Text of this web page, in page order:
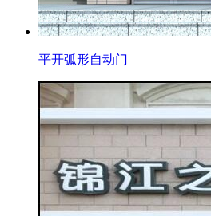
平开弧形自动门